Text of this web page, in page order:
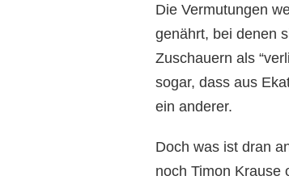
Die Vermutungen
genährt, bei denen
Zuschauern als
sogar, dass aus
ein anderer.
Doch was ist dran
noch Timon Krause